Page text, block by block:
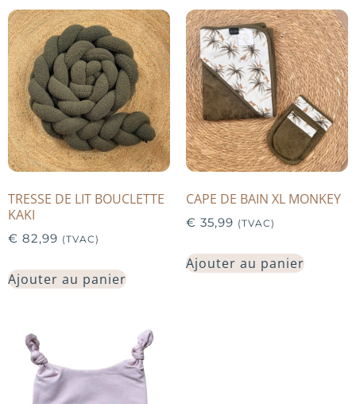
TRESSE DE LIT BOUCLETTE
KAKI
€ 82,99 (TVAC)
Ajouter au panier
CAPE DE BAIN XL MONKEY
€ 35,99 (TVAC)
Ajouter au panier